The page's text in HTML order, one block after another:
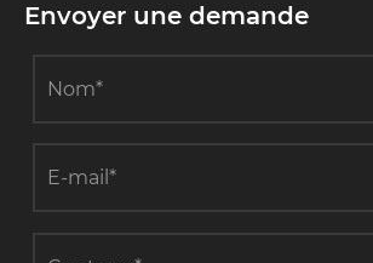
Envoyer une demande